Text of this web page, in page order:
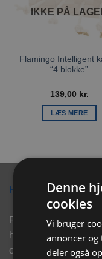
IKKE PÅ
Flamingo Intelligent
“4 blokke”
139,00 kr.
LÆS MERE
Hvorfor vælge
Rabbitpet sælger
hø, aktivering,
også med
Denne
cookies
Vi bruger
annoncer og
deler også